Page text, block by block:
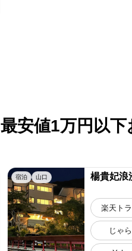
最安値1万円以
宿泊 山口 楊貴妃
楽天ト
じゃ